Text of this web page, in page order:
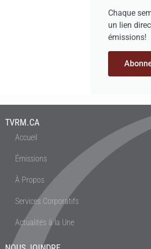
Chaque
un lien
émissions!
TVRM.CA
Accueil
Émissions
À Propos
Services Corporatifs
Actualités à la Une